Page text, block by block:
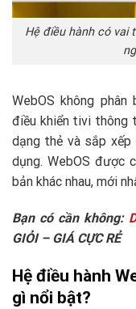
Hệ điều hành có vai
WebOS không
điều khiển tivi thông
dạng thẻ và sắp
dụng. WebOS được
bản khác nhau, mới
Bạn có cần không:
GIỎI – GIÁ CỰC RẺ
Hệ điều hành
gì nổi bật?